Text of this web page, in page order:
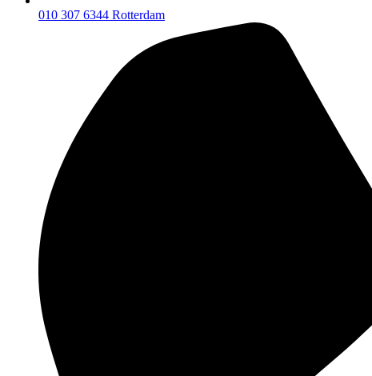
010 307 6344 Rotterdam